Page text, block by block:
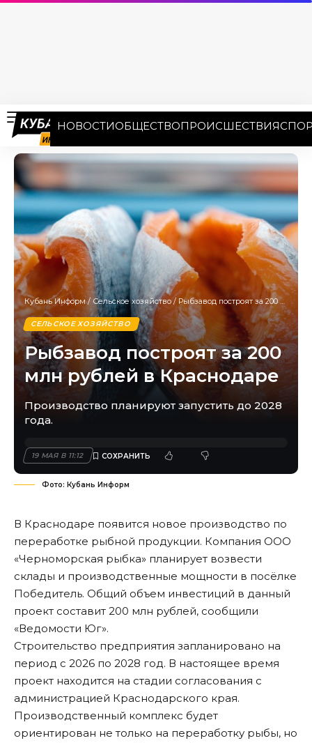
НОВОСТИОБЩЕСТВОПРОИСШЕСТВИЯ
Кубань Информ/ Сельское хозяйство/ Рыбзавод построят за 200 млн рублей в Краснодаре
СЕЛЬСКОЕ ХОЗЯЙСТВО
Рыбзавод построят за 200
млн рублей в Краснодаре
Производство планируют запустить до 2028
года.
19 МАЯ В 11:12
Фото: Кубань Информ
В Краснодаре появится новое производство по
переработке рыбной продукции. Компания ООО
«Черноморская рыбка» планирует возвести
склады и производственные мощности в посёлке
Победитель. Общий объем инвестиций в данный
проект составит 200 млн рублей, сообщили
«Ведомости Юг».
Строительство предприятия запланировано на
период с 2026 по 2028 год. В настоящее время
проект находится на стадии согласования с
администрацией Краснодарского края.
Производственный комплекс будет
ориентирован не только на переработку рыбы, но